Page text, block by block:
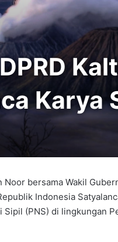
Karya
bersama Wakil
Indonesia
Sipil (PNS) di lingkungan